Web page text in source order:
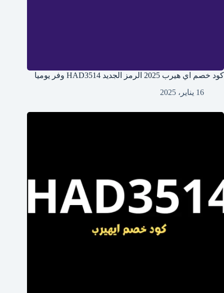
كود خصم اي هيرب 2025 الرمز الجديد HAD3514 وفر يوميا
16 يناير، 2025